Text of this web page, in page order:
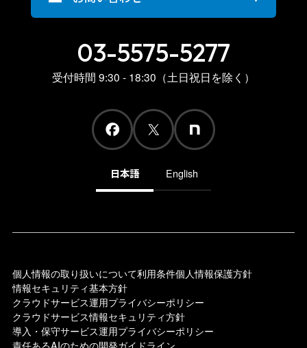
03-5575-5277
受付時間 9:30 - 18:30（土日祝日を除く）
日本語 English
個人情報の取り扱いについて利用条件個人情報保護方針
情報セキュリティ基本方針
クラウドサービス運用プライバシーポリシー
クラウドサービス情報セキュリティ方針
導入・保守サービス運用プライバシーポリシー